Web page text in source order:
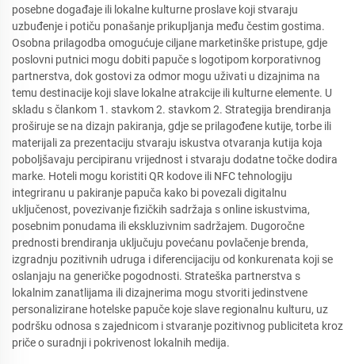
posebne događaje ili lokalne kulturne proslave koji stvaraju
uzbuđenje i potiču ponašanje prikupljanja među čestim gostima.
Osobna prilagodba omogućuje ciljane marketinške pristupe, gdje
poslovni putnici mogu dobiti papuče s logotipom korporativnog
partnerstva, dok gostovi za odmor mogu uživati u dizajnima na
temu destinacije koji slave lokalne atrakcije ili kulturne elemente. U
skladu s člankom 1. stavkom 2. stavkom 2. Strategija brendiranja
proširuje se na dizajn pakiranja, gdje se prilagođene kutije, torbe ili
materijali za prezentaciju stvaraju iskustva otvaranja kutija koja
poboljšavaju percipiranu vrijednost i stvaraju dodatne točke dodira
marke. Hoteli mogu koristiti QR kodove ili NFC tehnologiju
integriranu u pakiranje papuča kako bi povezali digitalnu
uključenost, povezivanje fizičkih sadržaja s online iskustvima,
posebnim ponudama ili ekskluzivnim sadržajem. Dugoročne
prednosti brendiranja uključuju povećanu povlačenje brenda,
izgradnju pozitivnih udruga i diferencijaciju od konkurenata koji se
oslanjaju na generičke pogodnosti. Strateška partnerstva s
lokalnim zanatlijama ili dizajnerima mogu stvoriti jedinstvene
personalizirane hotelske papuče koje slave regionalnu kulturu, uz
podršku odnosa s zajednicom i stvaranje pozitivnog publiciteta kroz
priče o suradnji i pokrivenost lokalnih medija.